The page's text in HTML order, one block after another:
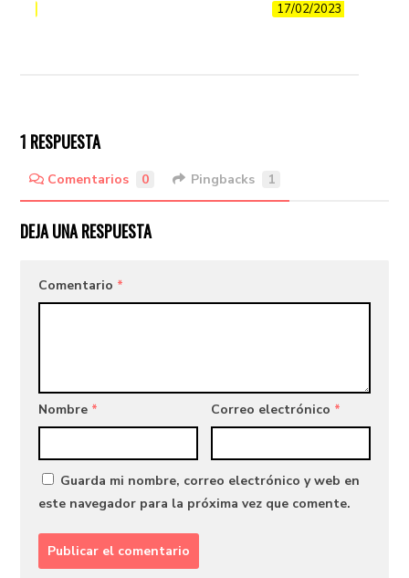
17/02/2023
1 RESPUESTA
Comentarios 0 Pingbacks 1
DEJA UNA RESPUESTA
Comentario *
Nombre * Correo electrónico *
Guarda mi nombre, correo electrónico y web en
este navegador para la próxima vez que comente.